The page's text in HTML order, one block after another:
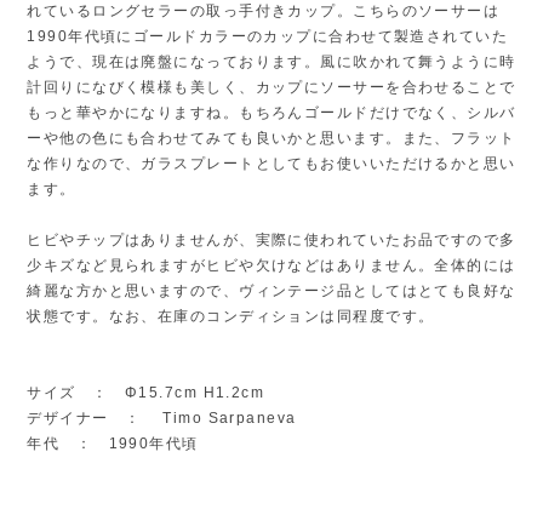
れているロングセラーの取っ手付きカップ。こちらのソーサーは
1990年代頃にゴールドカラーのカップに合わせて製造されていた
ようで、現在は廃盤になっております。風に吹かれて舞うように時
計回りになびく模様も美しく、カップにソーサーを合わせることで
もっと華やかになりますね。もちろんゴールドだけでなく、シルバ
ーや他の色にも合わせてみても良いかと思います。また、フラット
な作りなので、ガラスプレートとしてもお使いいただけるかと思い
ます。
ヒビやチップはありませんが、実際に使われていたお品ですので多
少キズなど見られますがヒビや欠けなどはありません。全体的には
綺麗な方かと思いますので、ヴィンテージ品としてはとても良好な
状態です。なお、在庫のコンディションは同程度です。
サイズ ： Φ15.7cm H1.2cm
デザイナー ： Timo Sarpaneva
年代 ： 1990年代頃